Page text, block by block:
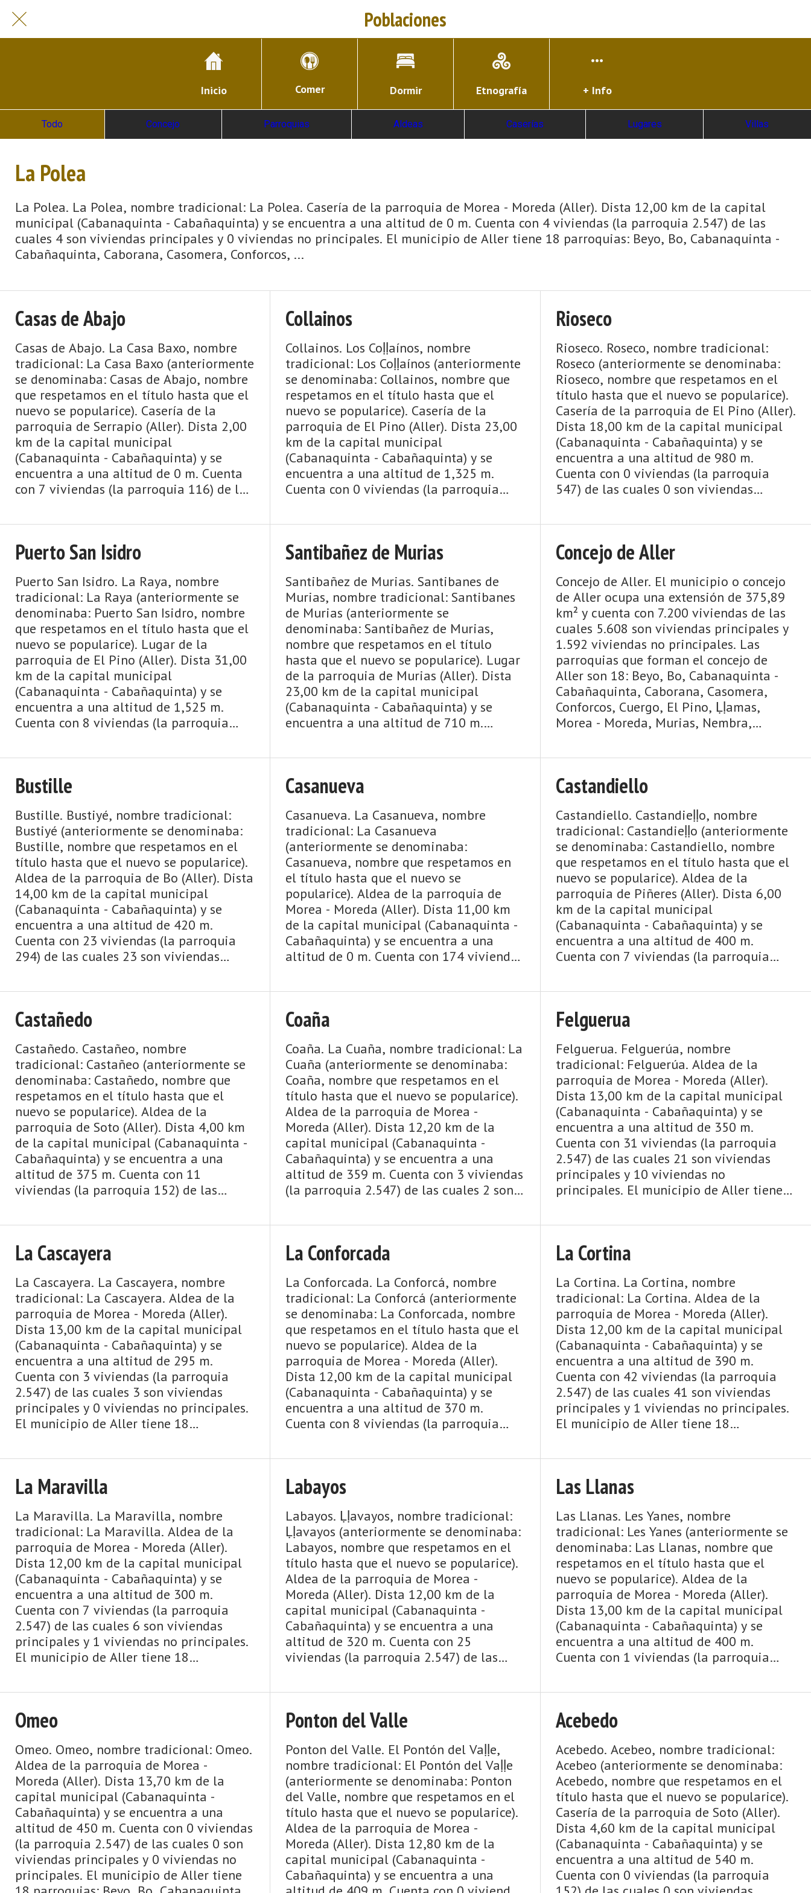
Poblaciones
Inicio Comer Dormir Etnografía + Info
Todo Concejo Parroquias Aldeas Caserías Lugares Villas
La Polea
La Polea. La Polea, nombre tradicional: La Polea. Casería de la parroquia de Morea - Moreda (Aller). Dista 12,00 km de la capital
municipal (Cabanaquinta - Cabañaquinta) y se encuentra a una altitud de 0 m. Cuenta con 4 viviendas (la parroquia 2.547) de las
cuales 4 son viviendas principales y 0 viviendas no principales. El municipio de Aller tiene 18 parroquias: Beyo, Bo, Cabanaquinta -
Cabañaquinta, Caborana, Casomera, Conforcos, ...
Casas de Abajo
Casas de Abajo. La Casa Baxo, nombre
tradicional: La Casa Baxo (anteriormente
se denominaba: Casas de Abajo, nombre
que respetamos en el título hasta que el
nuevo se popularice). Casería de la
parroquia de Serrapio (Aller). Dista 2,00
km de la capital municipal
(Cabanaquinta - Cabañaquinta) y se
encuentra a una altitud de 0 m. Cuenta
con 7 viviendas (la parroquia 116) de las
viviendas no princ ...
Collainos
Collainos. Los Coḷḷaínos, nombre
tradicional: Los Coḷḷaínos (anteriormente
se denominaba: Collainos, nombre que
respetamos en el título hasta que el
nuevo se popularice). Casería de la
parroquia de El Pino (Aller). Dista 23,00
km de la capital municipal
(Cabanaquinta - Cabañaquinta) y se
encuentra a una altitud de 1,325 m.
Cuenta con 0 viviendas (la parroquia
principales y 0 viviendas no ...
Rioseco
Rioseco. Roseco, nombre tradicional:
Roseco (anteriormente se denominaba:
Rioseco, nombre que respetamos en el
título hasta que el nuevo se popularice).
Casería de la parroquia de El Pino (Aller).
Dista 18,00 km de la capital municipal
(Cabanaquinta - Cabañaquinta) y se
encuentra a una altitud de 980 m.
Cuenta con 0 viviendas (la parroquia
547) de las cuales 0 son viviendas
El municipio de ...
Puerto San Isidro
Puerto San Isidro. La Raya, nombre
tradicional: La Raya (anteriormente se
denominaba: Puerto San Isidro, nombre
que respetamos en el título hasta que el
nuevo se popularice). Lugar de la
parroquia de El Pino (Aller). Dista 31,00
km de la capital municipal
(Cabanaquinta - Cabañaquinta) y se
encuentra a una altitud de 1,525 m.
Cuenta con 8 viviendas (la parroquia
principales y 1 viviendas no principales.
Santibañez de Murias
Santibañez de Murias. Santibanes de
Murias, nombre tradicional: Santibanes
de Murias (anteriormente se
denominaba: Santibañez de Murias,
nombre que respetamos en el título
hasta que el nuevo se popularice). Lugar
de la parroquia de Murias (Aller). Dista
23,00 km de la capital municipal
(Cabanaquinta - Cabañaquinta) y se
encuentra a una altitud de 710 m.
112) de las cuales 44 son viviendas princ
Concejo de Aller
Concejo de Aller. El municipio o concejo
de Aller ocupa una extensión de 375,89
km² y cuenta con 7.200 viviendas de las
cuales 5.608 son viviendas principales y
1.592 viviendas no principales. Las
parroquias que forman el concejo de
Aller son 18: Beyo, Bo, Cabanaquinta -
Cabañaquinta, Caborana, Casomera,
Conforcos, Cuergo, El Pino, Ḷḷamas,
Morea - Moreda, Murias, Nembra,
Fuente, Serrapio, Sot ...
Bustille
Bustille. Bustiyé, nombre tradicional:
Bustiyé (anteriormente se denominaba:
Bustille, nombre que respetamos en el
título hasta que el nuevo se popularice).
Aldea de la parroquia de Bo (Aller). Dista
14,00 km de la capital municipal
(Cabanaquinta - Cabañaquinta) y se
encuentra a una altitud de 420 m.
Cuenta con 23 viviendas (la parroquia
294) de las cuales 23 son viviendas
El municipio ...
Casanueva
Casanueva. La Casanueva, nombre
tradicional: La Casanueva
(anteriormente se denominaba:
Casanueva, nombre que respetamos en
el título hasta que el nuevo se
popularice). Aldea de la parroquia de
Morea - Moreda (Aller). Dista 11,00 km
de la capital municipal (Cabanaquinta -
Cabañaquinta) y se encuentra a una
altitud de 0 m. Cuenta con 174 viviendas
son viviendas principales y 39 viviendas
Castandiello
Castandiello. Castandieḷḷo, nombre
tradicional: Castandieḷḷo (anteriormente
se denominaba: Castandiello, nombre
que respetamos en el título hasta que el
nuevo se popularice). Aldea de la
parroquia de Piñeres (Aller). Dista 6,00
km de la capital municipal
(Cabanaquinta - Cabañaquinta) y se
encuentra a una altitud de 400 m.
Cuenta con 7 viviendas (la parroquia
principales y 0 viviendas no principale ...
Castañedo
Castañedo. Castañeo, nombre
tradicional: Castañeo (anteriormente se
denominaba: Castañedo, nombre que
respetamos en el título hasta que el
nuevo se popularice). Aldea de la
parroquia de Soto (Aller). Dista 4,00 km
de la capital municipal (Cabanaquinta -
Cabañaquinta) y se encuentra a una
altitud de 375 m. Cuenta con 11
viviendas (la parroquia 152) de las
viviendas no principales. El ...
Coaña
Coaña. La Cuaña, nombre tradicional: La
Cuaña (anteriormente se denominaba:
Coaña, nombre que respetamos en el
título hasta que el nuevo se popularice).
Aldea de la parroquia de Morea -
Moreda (Aller). Dista 12,20 km de la
capital municipal (Cabanaquinta -
Cabañaquinta) y se encuentra a una
altitud de 359 m. Cuenta con 3 viviendas
(la parroquia 2.547) de las cuales 2 son
principales. ...
Felguerua
Felguerua. Felguerúa, nombre
tradicional: Felguerúa. Aldea de la
parroquia de Morea - Moreda (Aller).
Dista 13,00 km de la capital municipal
(Cabanaquinta - Cabañaquinta) y se
encuentra a una altitud de 350 m.
Cuenta con 31 viviendas (la parroquia
2.547) de las cuales 21 son viviendas
principales y 10 viviendas no
principales. El municipio de Aller tiene
Cabañaquinta, Caborana, Casomera, ...
La Cascayera
La Cascayera. La Cascayera, nombre
tradicional: La Cascayera. Aldea de la
parroquia de Morea - Moreda (Aller).
Dista 13,00 km de la capital municipal
(Cabanaquinta - Cabañaquinta) y se
encuentra a una altitud de 295 m.
Cuenta con 3 viviendas (la parroquia
2.547) de las cuales 3 son viviendas
principales y 0 viviendas no principales.
El municipio de Aller tiene 18
Cabañaquinta, Caborana, Casomera, Con
La Conforcada
La Conforcada. La Conforcá, nombre
tradicional: La Conforcá (anteriormente
se denominaba: La Conforcada, nombre
que respetamos en el título hasta que el
nuevo se popularice). Aldea de la
parroquia de Morea - Moreda (Aller).
Dista 12,00 km de la capital municipal
(Cabanaquinta - Cabañaquinta) y se
encuentra a una altitud de 370 m.
Cuenta con 8 viviendas (la parroquia
principales y 1 vivienda ...
La Cortina
La Cortina. La Cortina, nombre
tradicional: La Cortina. Aldea de la
parroquia de Morea - Moreda (Aller).
Dista 12,00 km de la capital municipal
(Cabanaquinta - Cabañaquinta) y se
encuentra a una altitud de 390 m.
Cuenta con 42 viviendas (la parroquia
2.547) de las cuales 41 son viviendas
principales y 1 viviendas no principales.
El municipio de Aller tiene 18
Cabañaquinta, Caborana, Casomera,
La Maravilla
La Maravilla. La Maravilla, nombre
tradicional: La Maravilla. Aldea de la
parroquia de Morea - Moreda (Aller).
Dista 12,00 km de la capital municipal
(Cabanaquinta - Cabañaquinta) y se
encuentra a una altitud de 300 m.
Cuenta con 7 viviendas (la parroquia
2.547) de las cuales 6 son viviendas
principales y 1 viviendas no principales.
El municipio de Aller tiene 18
Cabañaquinta, Caborana, Casomera, Con
Labayos
Labayos. Ḷḷavayos, nombre tradicional:
Ḷḷavayos (anteriormente se denominaba:
Labayos, nombre que respetamos en el
título hasta que el nuevo se popularice).
Aldea de la parroquia de Morea -
Moreda (Aller). Dista 12,00 km de la
capital municipal (Cabanaquinta -
Cabañaquinta) y se encuentra a una
altitud de 320 m. Cuenta con 25
viviendas (la parroquia 2.547) de las
viviendas no principales. El munic ...
Las Llanas
Las Llanas. Les Yanes, nombre
tradicional: Les Yanes (anteriormente se
denominaba: Las Llanas, nombre que
respetamos en el título hasta que el
nuevo se popularice). Aldea de la
parroquia de Morea - Moreda (Aller).
Dista 13,00 km de la capital municipal
(Cabanaquinta - Cabañaquinta) y se
encuentra a una altitud de 400 m.
Cuenta con 1 viviendas (la parroquia
principales y 0 viviendas no principales.
Omeo
Omeo. Omeo, nombre tradicional: Omeo.
Aldea de la parroquia de Morea -
Moreda (Aller). Dista 13,70 km de la
capital municipal (Cabanaquinta -
Cabañaquinta) y se encuentra a una
altitud de 450 m. Cuenta con 0 viviendas
(la parroquia 2.547) de las cuales 0 son
viviendas principales y 0 viviendas no
principales. El municipio de Aller tiene
Ponton del Valle
Ponton del Valle. El Pontón del Vaḷḷe,
nombre tradicional: El Pontón del Vaḷḷe
(anteriormente se denominaba: Ponton
del Valle, nombre que respetamos en el
título hasta que el nuevo se popularice).
Aldea de la parroquia de Morea -
Moreda (Aller). Dista 12,80 km de la
capital municipal (Cabanaquinta -
Cabañaquinta) y se encuentra a una
Acebedo
Acebedo. Acebeo, nombre tradicional:
Acebeo (anteriormente se denominaba:
Acebedo, nombre que respetamos en el
título hasta que el nuevo se popularice).
Casería de la parroquia de Soto (Aller).
Dista 4,60 km de la capital municipal
(Cabanaquinta - Cabañaquinta) y se
encuentra a una altitud de 540 m.
Cuenta con 0 viviendas (la parroquia